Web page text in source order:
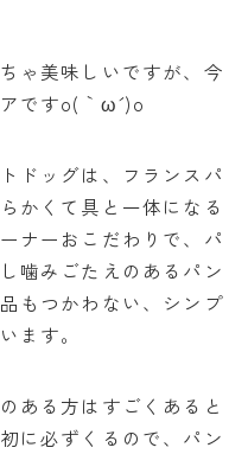
ゃ美味しいですが、今
ですo(｀ω´ )o
ドッグは、フランスパ
かくて具と一体になる
ナーおこだわりで、パ
噛みごたえのあるパン
もつかわない、シンプ
ます。
ある方はすごくあると
に必ずくるので、パン